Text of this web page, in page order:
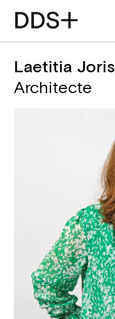
Laetitia Joris
Architecte